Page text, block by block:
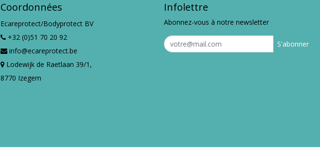
Coordonnées
Ecareprotect/Bodyprotect BV
+32 (0)51 70 20 92
info@ecareprotect.be
Lodewijk de Raetlaan 39/1,
8770 Izegem
Infolettre
Abonnez-vous à notre newsletter
S'abonner